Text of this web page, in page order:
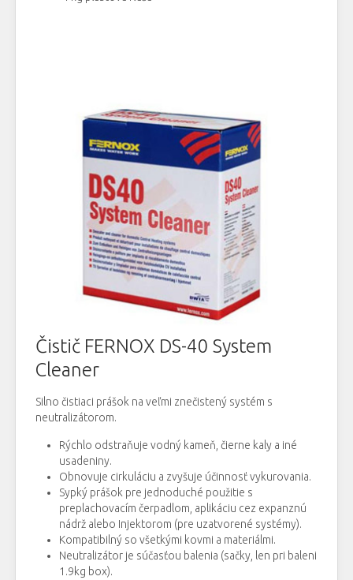
Čistič FERNOX DS-40 System
Cleaner
Silno čistiaci prášok na veľmi znečistený systém s
neutralizátorom.
Rýchlo odstraňuje vodný kameň, čierne kaly a iné
usadeniny.
Obnovuje cirkuláciu a zvyšuje účinnosť vykurovania.
Sypký prášok pre jednoduché použitie s
preplachovacím čerpadlom, aplikáciu cez expanznú
nádrž alebo Injektorom (pre uzatvorené systémy).
Kompatibilný so všetkými kovmi a materiálmi.
Neutralizátor je súčasťou balenia (sačky, len pri baleni
1.9kg box).